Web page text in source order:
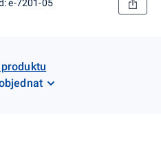
e-7201-05